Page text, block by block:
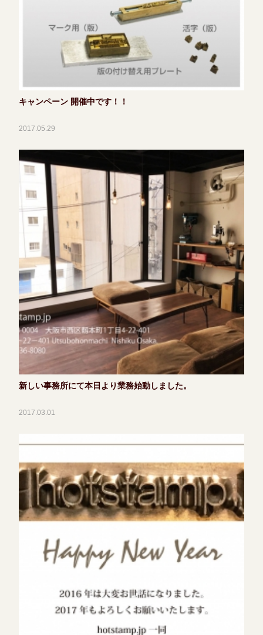
キャンペーン 開催中です！！
2017.05.29
新しい事務所にて本日より業務始動しました。
2017.03.01